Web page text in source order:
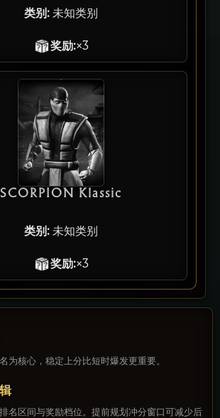
类别: 未知类别
奖励:×3
SCORPION Klassic
类别: 未知类别
奖励:×3
为核心，稳定上分比短时爆发更重要。
名区间与奖励档位。提前规划冲分窗口可减少后